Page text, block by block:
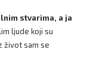
stvarima, a ja
ljude koji su
život sam se